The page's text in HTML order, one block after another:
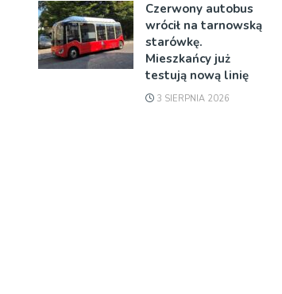
Czerwony autobus
wrócił na tarnowską
starówkę.
Mieszkańcy już
testują nową linię
3 SIERPNIA 2026